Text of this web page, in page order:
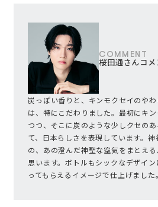
COMMENT
桜田通さんコメ
炭っぽい香りと、キンモクセイのや
は、特にこだわりました。最初にキ
つつ、そこに炭のような少しクセの
て、日本らしさを表現しています。
の、あの澄んだ神聖な空気をまとえ
思います。ボトルもシックなデザイ
ってもらえるイメージで仕上げました。